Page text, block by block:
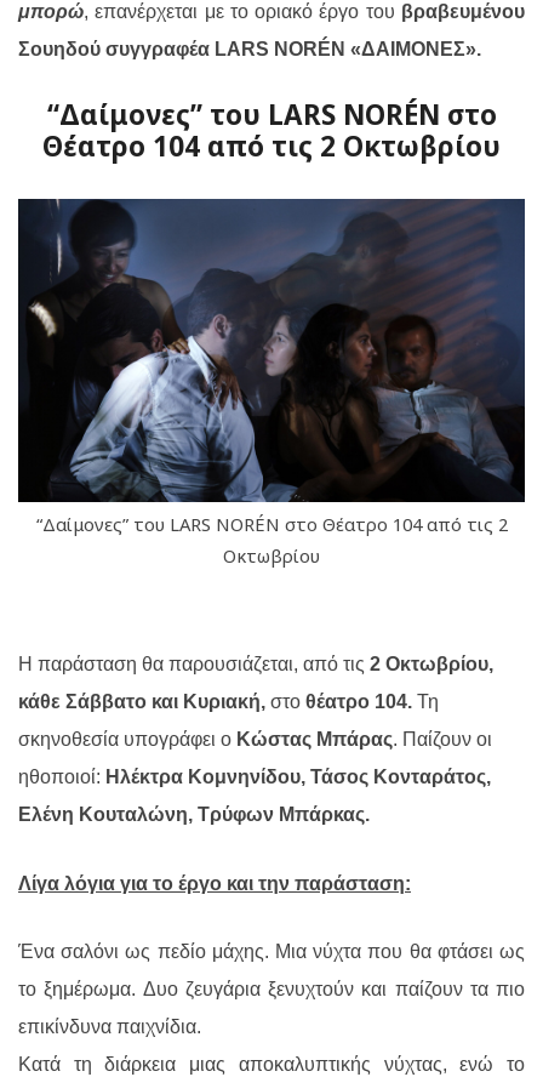
μπορώ, επανέρχεται με το οριακό έργο του βραβευμένου
Σουηδού συγγραφέα LARS NORÉN «ΔΑΙΜΟΝΕΣ».
“Δαίμονες” του LARS NORÉN στο
Θέατρο 104 από τις 2 Οκτωβρίου
“Δαίμονες” του LARS NORÉN στο Θέατρο 104 από τις 2
Οκτωβρίου
Η παράσταση θα παρουσιάζεται, από τις 2 Οκτωβρίου,
κάθε Σάββατο και Κυριακή, στο θέατρο 104. Τη
σκηνοθεσία υπογράφει ο Κώστας Μπάρας. Παίζουν οι
ηθοποιοί: Ηλέκτρα Κομνηνίδου, Τάσος Κονταράτος,
Ελένη Κουταλώνη, Τρύφων Μπάρκας.
Λίγα λόγια για το έργο και την παράσταση:
Ένα σαλόνι ως πεδίο μάχης. Μια νύχτα που θα φτάσει ως
το ξημέρωμα. Δυο ζευγάρια ξενυχτούν και παίζουν τα πιο
επικίνδυνα παιχνίδια.
Κατά τη διάρκεια μιας αποκαλυπτικής νύχτας, ενώ το